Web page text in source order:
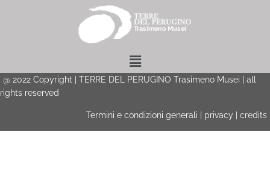
Menu
@ 2022 Copyright | TERRE DEL PERUGINO Trasimeno Musei | all
rights reserved
Termini e condizioni generali privacy credits